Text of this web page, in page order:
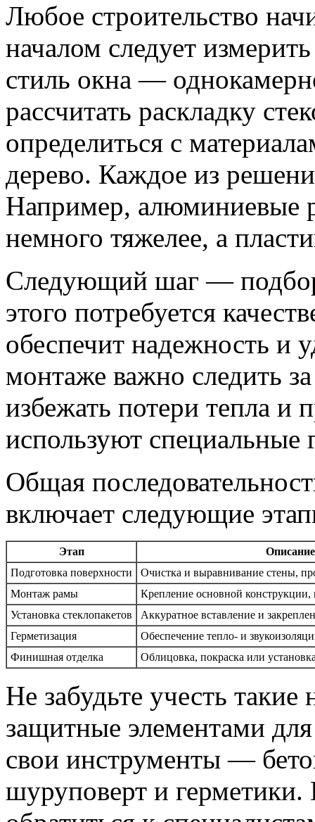
Любое строительство
началом следует
стиль окна —
рассчитать раскладку
определиться с
дерево. Каждое из
Например, алюминиевые
немного тяжелее, а
Следующий шаг —
этого потребуется
обеспечит надежность и
монтаже важно следить
избежать потери тепла и
используют специальные
Общая
включает следующие
Этап
Описание
Подготовка поверхности
Очистка и выравнивание стены,
Монтаж рамы
Крепление основной конструкции,
Установка стеклопакетов
Аккуратное вставление и
Герметизация
Обеспечение тепло- и
Финишная отделка
Облицовка, покраска или
Не забудьте учесть
защитные элементами
свои инструменты —
шуруповерт и